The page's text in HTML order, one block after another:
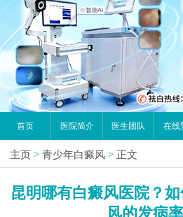
首页 医院简介 医生团队 在线
主页 > 青少年白癜风 > 正文
昆明哪有白癜风医院？
风的发病